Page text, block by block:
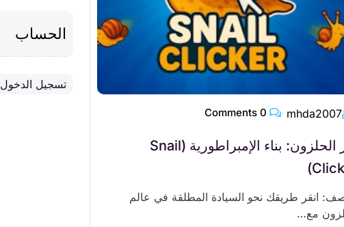
mhda2007
نقر الحلزون: بناء الإمبراطورية (Snail
انقر طريقك نحو السيادة المطلقة في عالم
مع…
الحساب
تسجيل الدخول